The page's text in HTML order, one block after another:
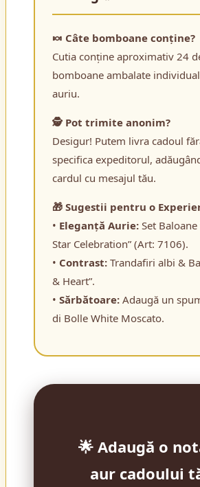
🍬 Câte bomboane conține?
Cutia conține aproximativ 24
bomboane ambalate
auriu.
🕵️ Pot trimite anonim?
Desigur! Putem livra cadoul
specifica expeditorul,
cardul cu mesajul tău.
🎁 Sugestii pentru o
• Eleganță Aurie: Set Baloane
Star Celebration” (Art: 7106).
• Contrast: Trandafiri albi &
& Heart”.
• Sărbătoare: Adaugă un
di Bolle White Moscato.
🌟 Adaugă o
aur cadoului